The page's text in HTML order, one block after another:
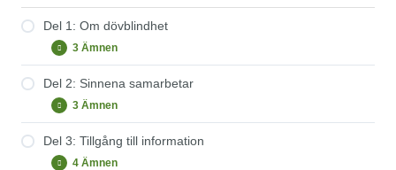
Del 1: Om dövblindhet
Expandera
Del
1:
Om
3 Ämnen
Nordisk definition av dövblindhet
Medfödd dövblindhet
Del 2: Sinnena samarbetar
Expandera
Del
2:
Sinnena
samarbetar
3 Ämnen
Prova på!
Del 3: Tillgång till information
4 Ämnen